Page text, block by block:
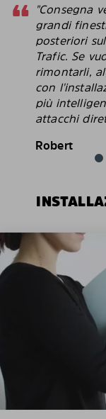
"Consegna
grandi
posteriori
Trafic. Se
rimontarli,
con
più
attacchi
Robert